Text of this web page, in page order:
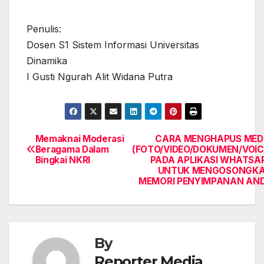
Penulis:
Dosen S1 Sistem Informasi Universitas
Dinamika
I Gusti Ngurah Alit Widana Putra
Post
navigation
CARA MENGHAPUS
(FOTO/VIDEO/DOKUMEN/
PADA APLIKASI
UNTUK
MEMORI PENYIMPANAN
Memaknai Moderasi
Beragama Dalam
Bingkai NKRI
By